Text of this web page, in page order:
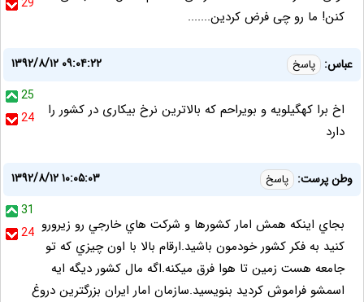
کنن! ما رو چی فرض کردین.......
عباس: پاسخ
۱۳۹۲/۸/۱۲ ۰۹:۰۴:۲۲
25
24
اخ برا کهگیلویه و بویراحم که بالاترین نرخ بیکاری در کشور را
دارد
وطن پرست: پاسخ
۱۳۹۲/۸/۱۲ ۱۰:۰۵:۰۳
31
24 بجاي اينکه همش امار کشورها و شرکت هاي خارجي رو زيرورو
کنيد به فکر کشور خودمون باشيد.ارقام بالا با اون چيزي که تو
جامعه هست زمين تا هوا فرق ميکنه.اگه مال کشور ديگه ايه
اسمشو فراموش کرديد بنويسيد.سازمان امار ايران بزرگترين دروغ